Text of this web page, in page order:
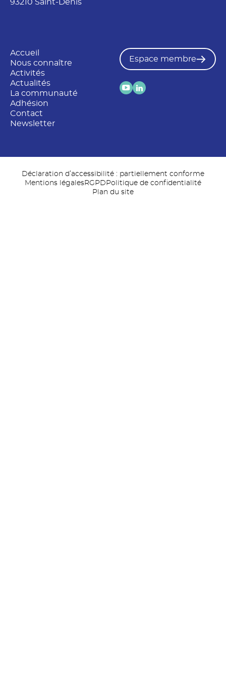
93210 Saint-Denis
Accueil
Nous connaître
Activités
Actualités
La communauté
Adhésion
Contact
Newsletter
Espace membre
Déclaration d’accessibilité : partiellement conforme
Mentions légalesRGPD Politique de confidentialité
Plan du site